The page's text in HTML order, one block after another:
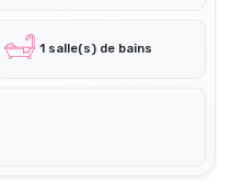
1 salle(s) de bains